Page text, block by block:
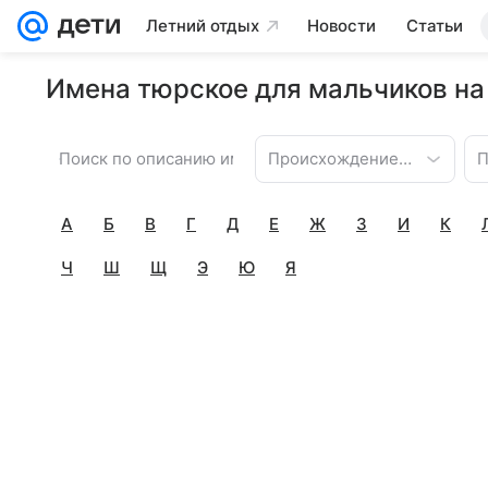
Летний отдых Новости Статьи
Имена тюрское для мальчиков
Происхождение имени
А Б В Г Д Е Ж З И К
Ч Ш Щ Э Ю Я